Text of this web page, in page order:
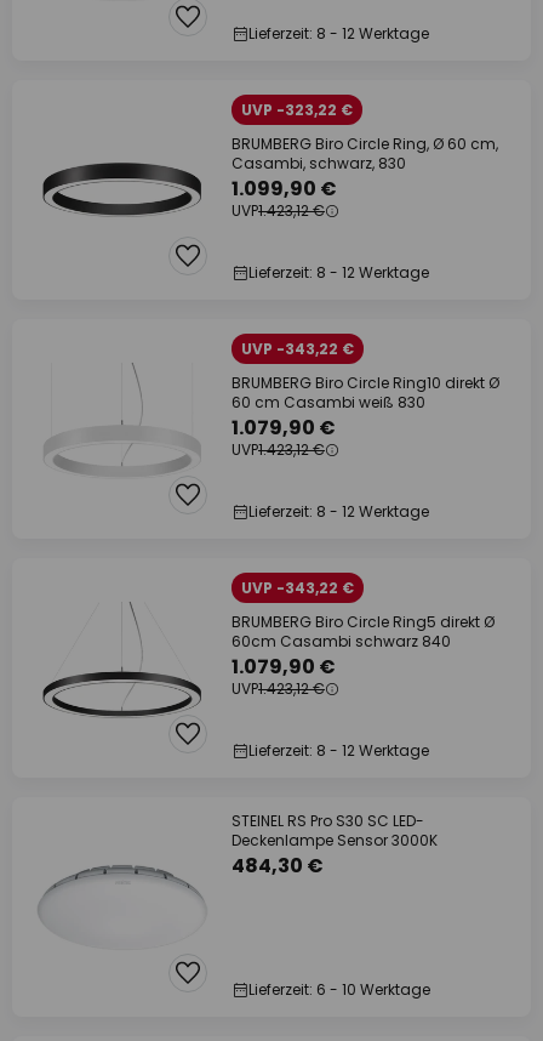
Lieferzeit: 8 - 12 Werktage
UVP -323,22 €
BRUMBERG Biro Circle Ring, Ø 60 cm,
Casambi, schwarz, 830
1.099,90 €
UVP1.423,12 €
Lieferzeit: 8 - 12 Werktage
UVP -343,22 €
BRUMBERG Biro Circle Ring10 direkt Ø
60 cm Casambi weiß 830
1.079,90 €
UVP1.423,12 €
Lieferzeit: 8 - 12 Werktage
UVP -343,22 €
BRUMBERG Biro Circle Ring5 direkt Ø
60cm Casambi schwarz 840
1.079,90 €
UVP1.423,12 €
Lieferzeit: 8 - 12 Werktage
STEINEL RS Pro S30 SC LED-
Deckenlampe Sensor 3000K
484,30 €
Lieferzeit: 6 - 10 Werktage